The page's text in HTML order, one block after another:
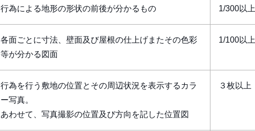
行為による地形の形状の前後が分かるもの 1/300以上
各面ごとに寸法、壁面及び屋根の仕上げまたその色彩
等が分かる図面
1/100以上
行為を行う敷地の位置とその周辺状況を表示するカラ
ー写真。
あわせて、写真撮影の位置及び方向を記した位置図
３枚以上